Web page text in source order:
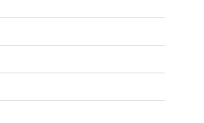
Oktober 2021
August 2021